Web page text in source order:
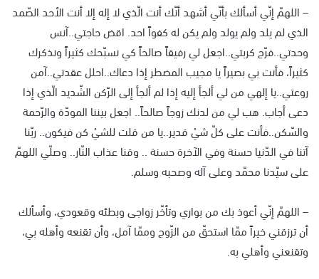
– اللهمّ إنّي أسألك بأنّي أشهد أنّك أنت الّذي لا إله إلا أنت الأحد الصّمد
الذي لم يلد ولم يولد ولم يكن له كفواً احد. اقض حاجتي..آنس
وحدتي..فرّج كربتي..اجعل لي رفيقاً صالحاً كي نسبّحك كثيراً ونذكرك
كثيراً، فأنت بي بصيراً يا مجيب المضطر إذا دعاك..احلل عقدتي..آمن
روعتي..يا إلهي من لي ألجأ إليه إذا لم ألجأ إلى الرّكن الشّديد الّذي إذا
دعى أجاب. هب لي من لدنك زوجاً صالحاً.. اجعل بيننا المودّة والرّحمة
والسّكن..فأنت على كلّ شيْ قدير..يا من قلت للشيْ كن فيكون.. ربّنا
آتنا في الدّنيا حسنة وفي الآخرة حسنة .. وقنا عذاب النّار.. وصلّي اللهمّ
على سيّدنا محمّد وعلى آله وصحبه وسلم.
– اللهمّ إنّي أعوذ بك من بواري وتأخّر زواجى وبطئه وقعودي، وأسألك
أن ترزقني خيراً ممّا استحقّ من الزّوج وممّا آمل، وأن تقنعه وأهله بي،
وتقنعني وأهلي به.